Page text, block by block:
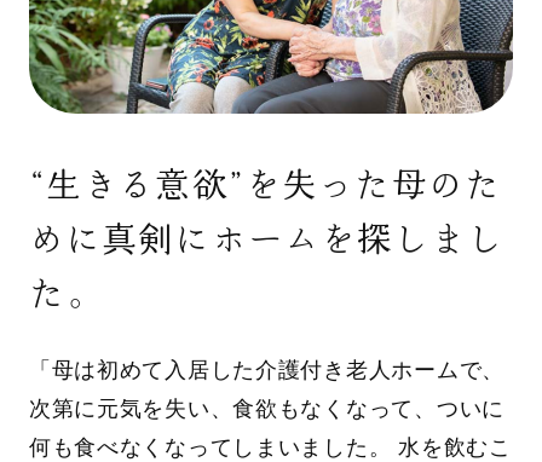
“生きる意欲”を失った母のた
めに真剣にホームを探しまし
た。
「母は初めて入居した介護付き老人ホームで、
次第に元気を失い、食欲もなくなって、ついに
何も食べなくなってしまいました。 水を飲むこ